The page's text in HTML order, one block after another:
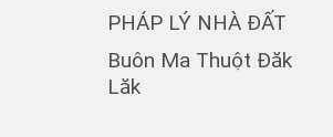
PHÁP LÝ NHÀ ĐẤT
Buôn Ma Thuột Đăk
Lăk